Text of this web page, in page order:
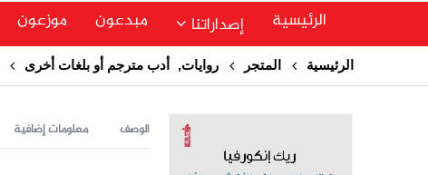
الرئيسية إصداراتنا مبدعون موزعون
الرئيسية المتجر روايات, أدب مترجم أو بلغات أخرى
الوصف معلومات إضافية